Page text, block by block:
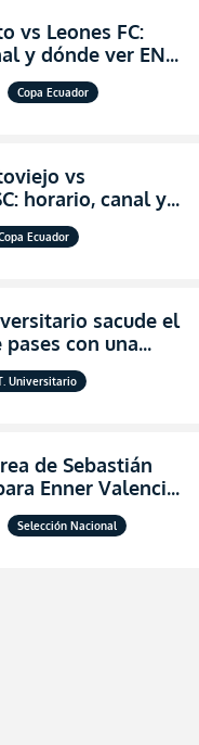
vs Leones FC:
y dónde ver EN
de final de la
2026
Copa Ecuador
vs
horario, canal y
VIVO los octavos
Copa Ecuador
Ecuador
sacude el
con una
para
Universitario
de Sebastián
Enner Valencia
era el hombre
Ecuador
Selección Nacional